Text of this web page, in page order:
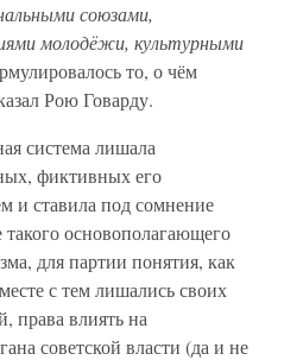
союзами,
молодёжи, культурными
то, о чём
Рою Говарду.
система лишала
фиктивных его
и ставила под сомнение
основополагающего
для партии понятия, как
с тем лишались своих
права влиять на
советской власти (да и не